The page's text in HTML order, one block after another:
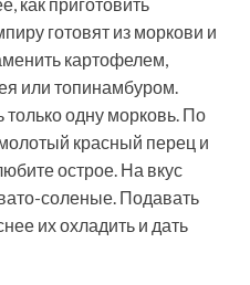
готовят из моркови и
картофелем,
или топинамбуром.
одну морковь. По
красный перец и
острое. На вкус
соленые. Подавать
их охладить и дать